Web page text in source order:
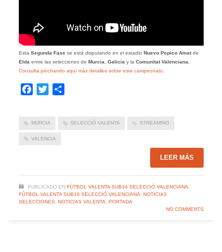
EstaSegunda Fase se está disputando en el estadio Nuevo Pepico Amatde
Eldaentre las selecciones de Murcia, Galiciay la Comunitat Valenciana.
Consulta pinchando aquí más detalles sobre este campeonato.
Facebook
Twitter
MURCIA SELECCIÓ VALENTA STREAMING
VALENCIA
LEER MÁS
PUBLICADO EN FÚTBOL VALENTA SUB14 SELECCIÓ VALENCIANA
FÚTBOL VALENTA SUB16 SELECCIÓ VALENCIANA
NOTICIAS
SELECCIONES, NOTICIAS VALENTA
PORTADA
NO COMMENTS